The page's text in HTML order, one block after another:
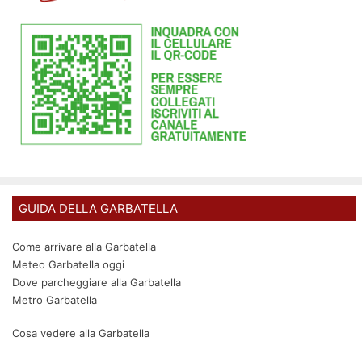
GUIDA DELLA GARBATELLA
Come arrivare alla Garbatella
Meteo Garbatella oggi
Dove parcheggiare alla Garbatella
Metro Garbatella
Cosa vedere alla Garbatella